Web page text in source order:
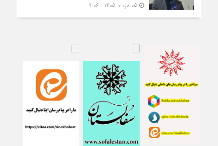
05 مرداد 1405 - 9:06